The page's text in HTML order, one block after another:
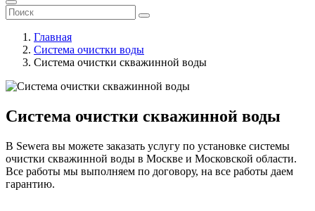
Главная
Система очистки воды
Система очистки скважинной воды
Система очистки скважинной воды
В Sewera вы можете заказать услугу по установке системы
очистки скважинной воды в Москве и Московской области.
Все работы мы выполняем по договору, на все работы даем
гарантию.